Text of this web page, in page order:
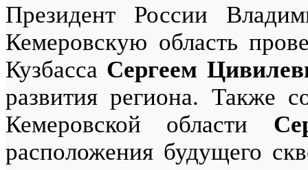
Президент России
Кемеровскую область
Кузбасса Сергеем
развития региона. Также
Кемеровской области
расположения будущего